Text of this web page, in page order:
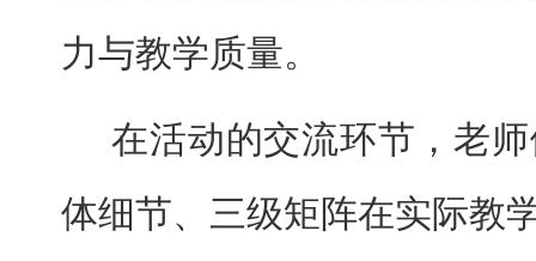
力与教学质量。
在活动的交流环节，老
体细节、三级矩阵在实际教